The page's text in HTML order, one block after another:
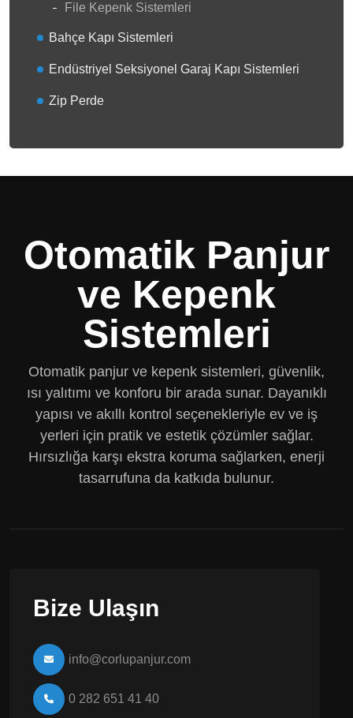
File Kepenk Sistemleri
Bahçe Kapı Sistemleri
Endüstriyel Seksiyonel Garaj Kapı Sistemleri
Zip Perde
Otomatik Panjur
ve Kepenk
Sistemleri
Otomatik panjur ve kepenk sistemleri, güvenlik,
ısı yalıtımı ve konforu bir arada sunar. Dayanıklı
yapısı ve akıllı kontrol seçenekleriyle ev ve iş
yerleri için pratik ve estetik çözümler sağlar.
Hırsızlığa karşı ekstra koruma sağlarken, enerji
tasarrufuna da katkıda bulunur.
Bize Ulaşın
info@corlupanjur.com
0 282 651 41 40